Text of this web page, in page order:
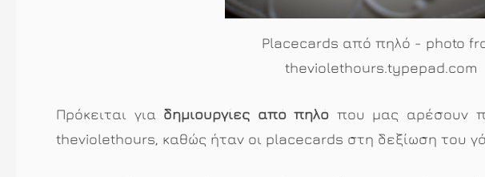
Placecards από πηλό - photo
theviolethours.typepad.com
Πρόκειται για δημιουργίες από πηλό που μας αρέσουν
theviolethours, καθώς ήταν οι placecards στη δεξίωση του